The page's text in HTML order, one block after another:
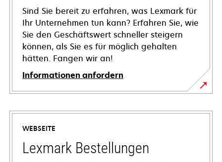
Sind Sie bereit zu erfahren, was Lexmark für
Ihr Unternehmen tun kann? Erfahren Sie, wie
Sie den Geschäftswert schneller steigern
können, als Sie es für möglich gehalten
hätten. Fangen wir an!
Informationen anfordern
WEBSEITE
Lexmark Bestellungen